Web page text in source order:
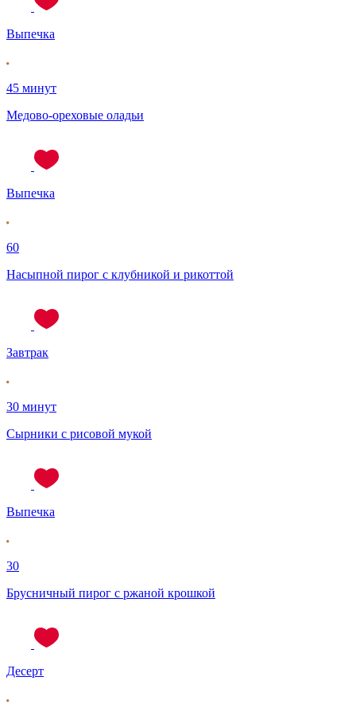
Выпечка
45 минут
Медово-ореховые оладьи
Выпечка
60
Насыпной пирог с клубникой и рикоттой
Завтрак
30 минут
Сырники с рисовой мукой
Выпечка
30
Брусничный пирог с ржаной крошкой
Десерт